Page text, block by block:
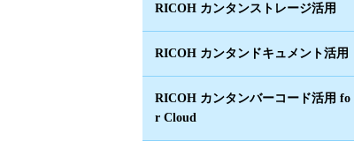
RICOH カンタンストレージ活用
RICOH カンタンドキュメント活用
RICOH カンタンバーコード活用 fo
r Cloud